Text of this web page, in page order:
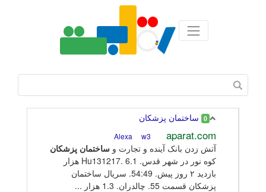
0 ساختمان پزشکان
aparat.com
w3
آتش زدن بانک آینده و تجارت و ساختمان پزشکان
کوه نور در شهر قدس. Hu131217. 6.1 هزار
بازدید ۲ روز پیش. 54:49. سریال ساختمان
پزشکان قسمت 55. چالدران. 1.3 هزار ...